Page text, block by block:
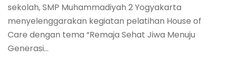
sekolah, SMP Muhammadiyah 2 Yogyakarta
menyelenggarakan kegiatan pelatihan House of
Care dengan tema “Remaja Sehat Jiwa Menuju
Generasi...